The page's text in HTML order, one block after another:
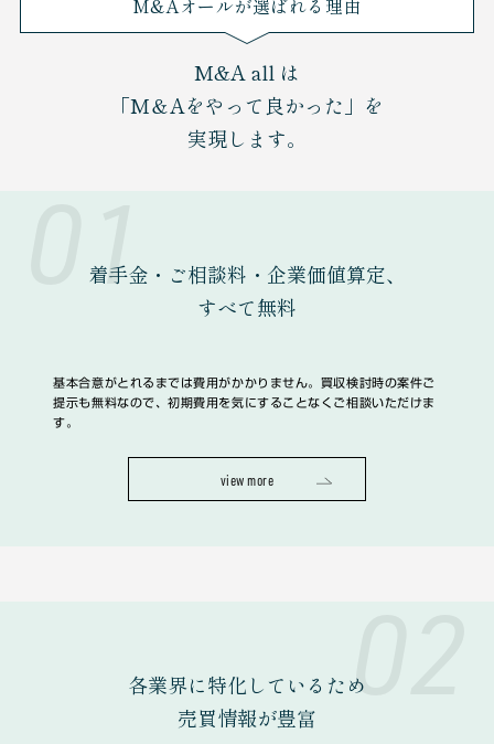
M&A all は
「M＆Aをやって良かった」を
実現します。
01
着手金・ご相談料・企業価値算定、
すべて無料
基本合意がとれるまでは費用がかかりません。買収検討時の案件ご
提示も無料なので、初期費用を気にすることなくご相談いただけま
す。
view more
02
各業界に特化しているため
売買情報が豊富